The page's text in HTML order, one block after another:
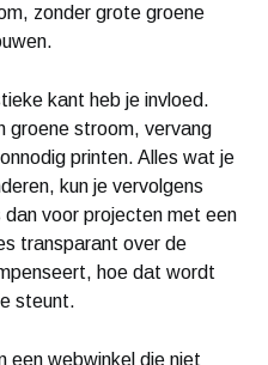
zonder grote groene
kant heb je invloed.
groene stroom, vervang
printen. Alles wat je
kun je vervolgens
voor projecten met een
transparant over de
hoe dat wordt
steunt.
een webwinkel die niet